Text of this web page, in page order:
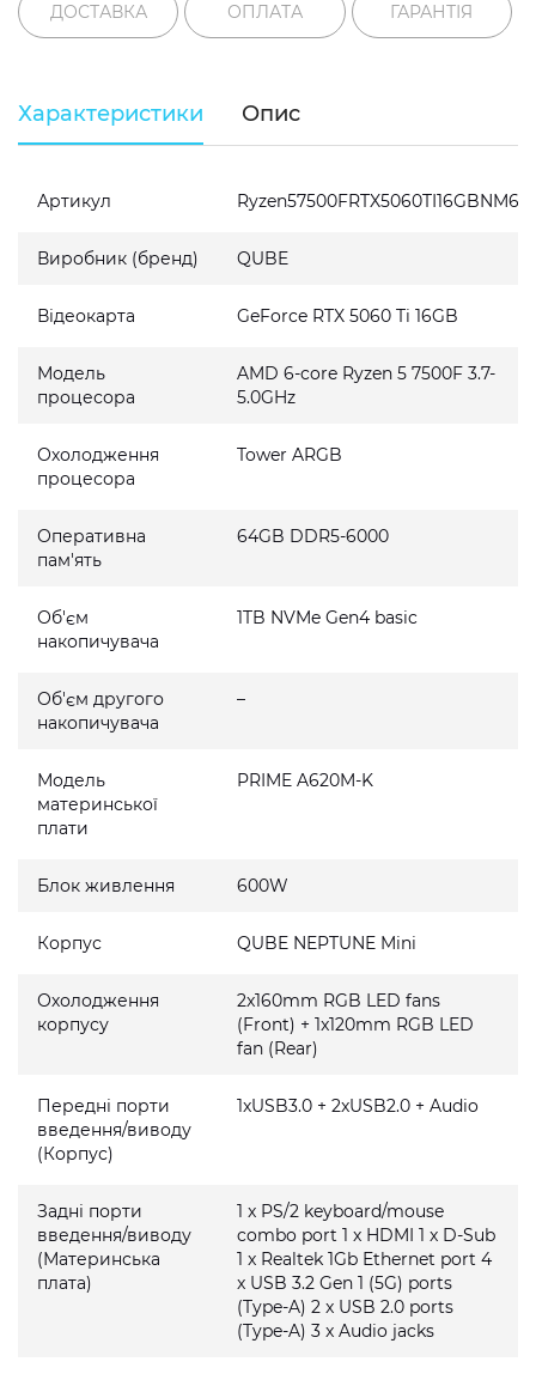
ДОСТАВКА ОПЛАТА ГАРАНТІЯ
Характеристики Опис
Артикул
Виробник (бренд) QUBE
Відеокарта GeForce RTX 5060 Ti 16GB
Модель
процесора
AMD 6-core Ryzen 5 7500F 3.7-
5.0GHz
Охолодження
процесора
Tower ARGB
Оперативна
пам'ять
64GB DDR5-6000
Об'єм
накопичувача
1TB NVMe Gen4 basic
Об'єм другого
накопичувача
–
Модель
материнської
плати
PRIME A620M-K
Блок живлення 600W
Корпус QUBE NEPTUNE Mini
Охолодження
корпусу
2x160mm RGB LED fans
(Front) + 1x120mm RGB LED
fan (Rear)
Передні порти
введення/виводу
(Корпус)
1xUSB3.0 + 2xUSB2.0 + Audio
Задні порти
введення/виводу
(Материнська
плата)
1 x PS/2 keyboard/mouse
combo port 1 x HDMI 1 x D-Sub
1 x Realtek 1Gb Ethernet port 4
x USB 3.2 Gen 1 (5G) ports
(Type-A) 2 x USB 2.0 ports
(Type-A) 3 x Audio jacks